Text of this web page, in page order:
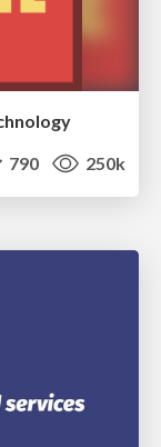
790 250k